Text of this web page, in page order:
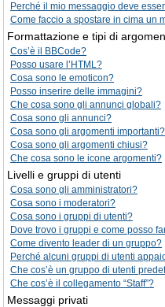
Perché il mio messaggio deve
Come faccio a spostare in cima un
Formattazione e tipi di
Cos’è il BBCode?
Posso usare l’HTML?
Cosa sono le emoticon?
Posso inserire delle immagini?
Che cosa sono gli annunci globali?
Cosa sono gli annunci?
Cosa sono gli argomenti importanti?
Cosa sono gli argomenti chiusi?
Che cosa sono le icone argomenti?
Livelli e gruppi di utenti
Cosa sono gli amministratori?
Cosa sono i moderatori?
Cosa sono i gruppi di utenti?
Dove trovo i gruppi e come posso
Come divento leader di un gruppo?
Perché alcuni gruppi di utenti
Che cos’è un gruppo di utenti
Che cos’è il collegamento “Staff”?
Messaggi privati